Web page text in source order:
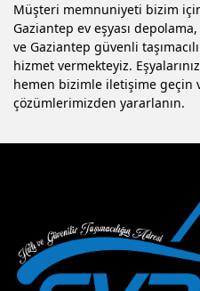
Müşteri memnuniyeti bizim
Gaziantep ev eşyası
ve Gaziantep güvenli
hizmet vermekteyiz.
hemen bizimle iletişime geçin
çözümlerimizden yararlanın.